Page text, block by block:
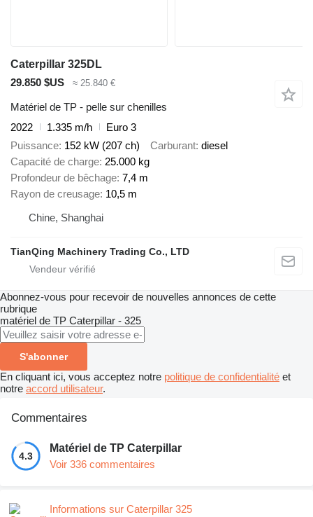
Caterpillar 325DL
29.850 $US
≈ 25.840 €
Matériel de TP - pelle sur chenilles
2022
1.335 m/h
Euro 3
Puissance 152 kW (207 ch) Carburant diesel
Capacité de charge 25.000 kg
Profondeur de bêchage 7,4 m
Rayon de creusage 10,5 m
Chine, Shanghai
TianQing Machinery Trading Co., LTD
Abonnez-vous pour recevoir de nouvelles annonces de cette
rubrique
matériel de TP Caterpillar - 325
S'abonner
En cliquant ici, vous acceptez notre politique de confidentialité et
notre accord utilisateur.
Commentaires
4.3
Matériel de TP Caterpillar
Voir 336 commentaires
Informations sur Caterpillar 325